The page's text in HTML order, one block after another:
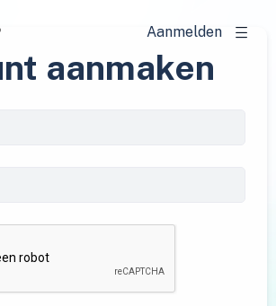
Aanmelden
aanmaken